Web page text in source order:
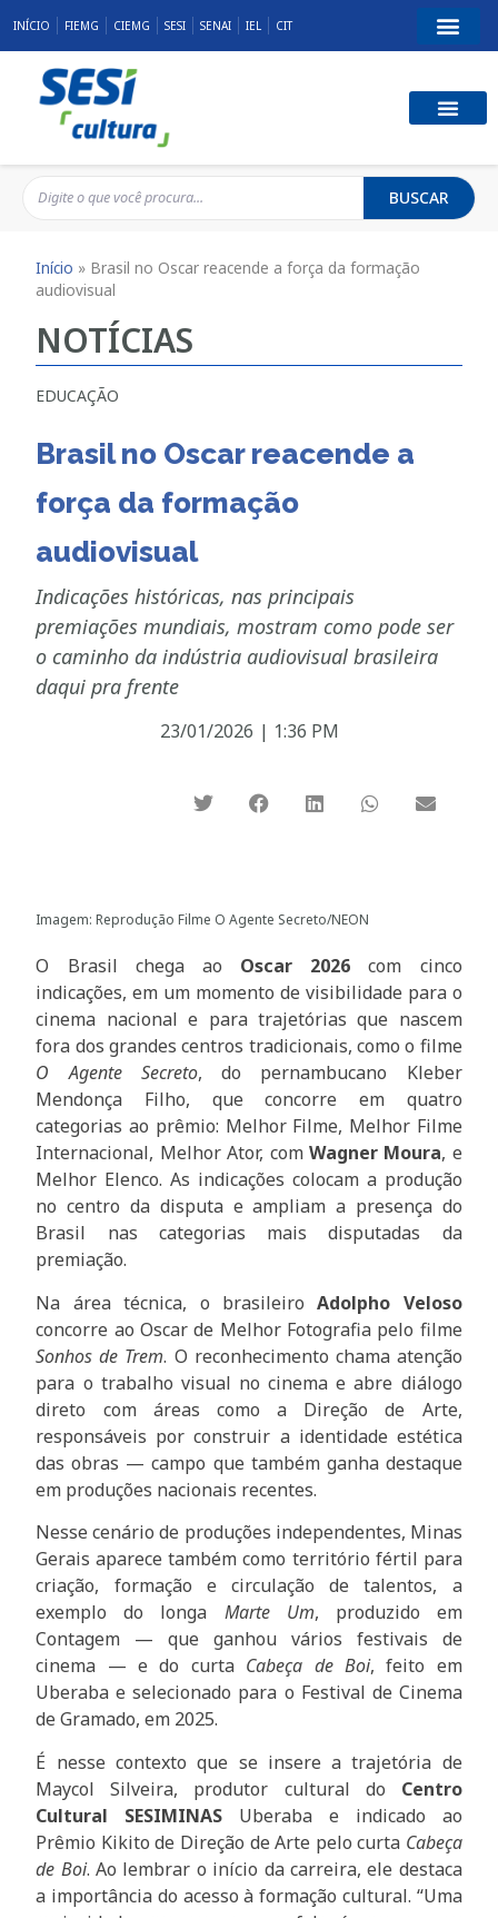
INÍCIO FIEMG CIEMG SESI SENAI IEL CIT
BUSCAR
Início » Brasil no Oscar reacende a força da formação
audiovisual
NOTÍCIAS
EDUCAÇÃO
Brasil no Oscar reacende a
força da formação
audiovisual
Indicações históricas, nas principais
premiações mundiais, mostram como pode ser
o caminho da indústria audiovisual brasileira
daqui pra frente
23/01/2026 | 1:36 PM
Imagem: Reprodução Filme O Agente Secreto/NEON
O Brasil chega ao Oscar 2026com cinco
indicações, em um momento de visibilidade para o
cinema nacional e para trajetórias que nascem
fora dos grandes centros tradicionais, como o filme
O Agente Secreto, do pernambucano Kleber
Mendonça Filho, que concorre em quatro
categorias ao prêmio: Melhor Filme, Melhor Filme
Internacional, Melhor Ator, com Wagner Moura, e
Melhor Elenco. As indicações colocam a produção
no centro da disputa e ampliam a presença do
Brasil nas categorias mais disputadas da
premiação.
Na área técnica, o brasileiroAdolpho Veloso
concorre ao Oscar de Melhor Fotografia pelo filme
Sonhos de Trem. O reconhecimento chama atenção
para o trabalho visual no cinema e abre diálogo
direto com áreas como a Direção de Arte,
responsáveis por construir a identidade estética
das obras — campo que também ganha destaque
em produções nacionais recentes.
Nesse cenário de produções independentes, Minas
Gerais aparece também como território fértil para
criação, formação e circulação de talentos, a
exemplo do longa Marte Um, produzido em
Contagem — que ganhou vários festivais de
cinema — e do curta Cabeça de Boi, feito em
Uberaba e selecionado para o Festival de Cinema
de Gramado, em 2025.
É nesse contexto que se insere a trajetória de
Maycol Silveira, produtor cultural do Centro
Cultural SESIMINAS Uberaba e indicado ao
Prêmio Kikito de Direção de Arte pelo curta Cabeça
de Boi. Ao lembrar o início da carreira, ele destaca
a importância do acesso à formação cultural. “Uma